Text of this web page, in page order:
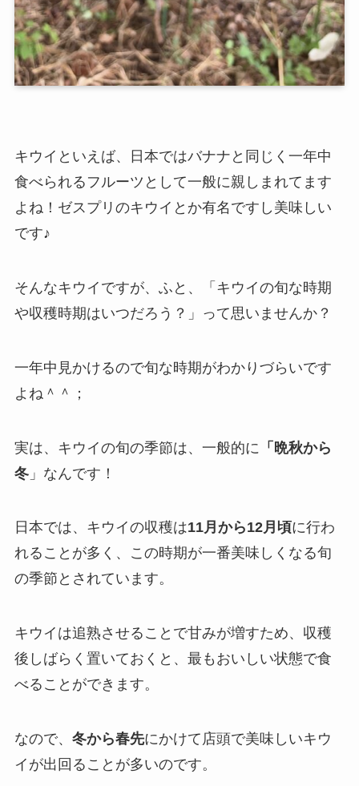
キウイといえば、日本ではバナナと同じく一年中
食べられるフルーツとして一般に親しまれてます
よね！ゼスプリのキウイとか有名ですし美味しい
です♪
そんなキウイですが、ふと、「キウイの旬な時期
や収穫時期はいつだろう？」って思いませんか？
一年中見かけるので旬な時期がわかりづらいです
よね＾＾；
実は、キウイの旬の季節は、一般的に 「晩秋から
冬」なんです！
日本では、キウイの収穫は11月から12月頃に行わ
れることが多く、この時期が一番美味しくなる旬
の季節とされています。
キウイは追熟させることで甘みが増すため、収穫
後しばらく置いておくと、最もおいしい状態で食
べることができます。
なので、 冬から春先にかけて店頭で美味しいキウ
イが出回ることが多いのです。